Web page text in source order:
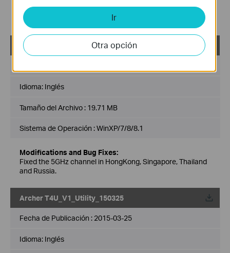
Notes:
For Archer T4U V1
Archer T4U_V1_Utility_150602
Idioma: Inglés
Tamaño del Archivo : 19.71 MB
Sistema de Operación : WinXP/7/8/8.1
Modifications and Bug Fixes:
Fixed the 5GHz channel in HongKong, Singapore, Thailand
and Russia.
Archer T4U_V1_Utility_150325
Fecha de Publicación : 2015-03-25
Idioma: Inglés
Ir
Otra opción